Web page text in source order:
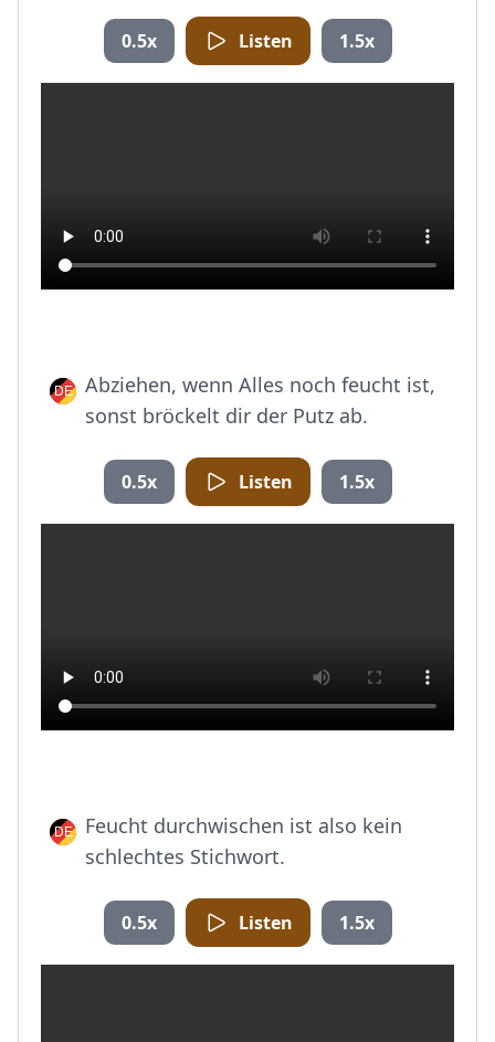
0.5x Listen 1.5x
Abziehen, wenn Alles noch feucht ist,
sonst bröckelt dir der Putz ab.
0.5x Listen 1.5x
Feucht durchwischen ist also kein
schlechtes Stichwort.
0.5x Listen 1.5x